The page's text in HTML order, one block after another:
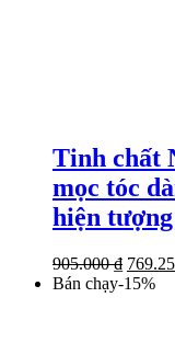
Tinh chất
mọc tóc
hiện
905.000₫ Giá
gốc
Bán chạy-15%